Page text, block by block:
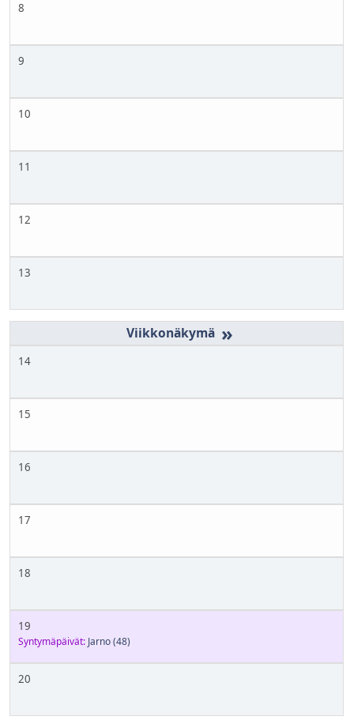
8
9
10
11
12
13
»
14
15
16
17
18
19
Syntymäpäivät: Jarno(48)
20